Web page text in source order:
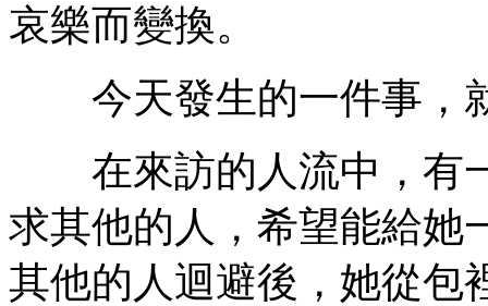
哀樂而變換。
今天發生的一件事，
在來訪的人流中，有
求其他的人，希望能給她
其他的人迴避後，她從包